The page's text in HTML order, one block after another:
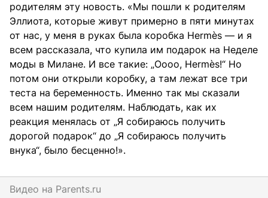
родителям эту новость. «Мы пошли к родителям
Эллиота, которые живут примерно в пяти минутах
от нас, у меня в руках была коробка Hermès — и я
всем рассказала, что купила им подарок на Неделе
моды в Милане. И все такие: „Оооо, Hermès!“ Но
потом они открыли коробку, а там лежат все три
теста на беременность. Именно так мы сказали
всем нашим родителям. Наблюдать, как их
реакция менялась от „Я собираюсь получить
дорогой подарок“ до „Я собираюсь получить
внука“, было бесценно!».
Видео на parents.ru